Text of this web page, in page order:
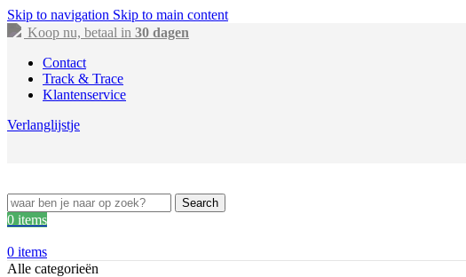
Skip to navigation Skip to main content
Koop nu, betaal in 30 dagen
Contact
Track & Trace
Klantenservice
Verlanglijstje
Search
0 items
0 items
Alle categorieën